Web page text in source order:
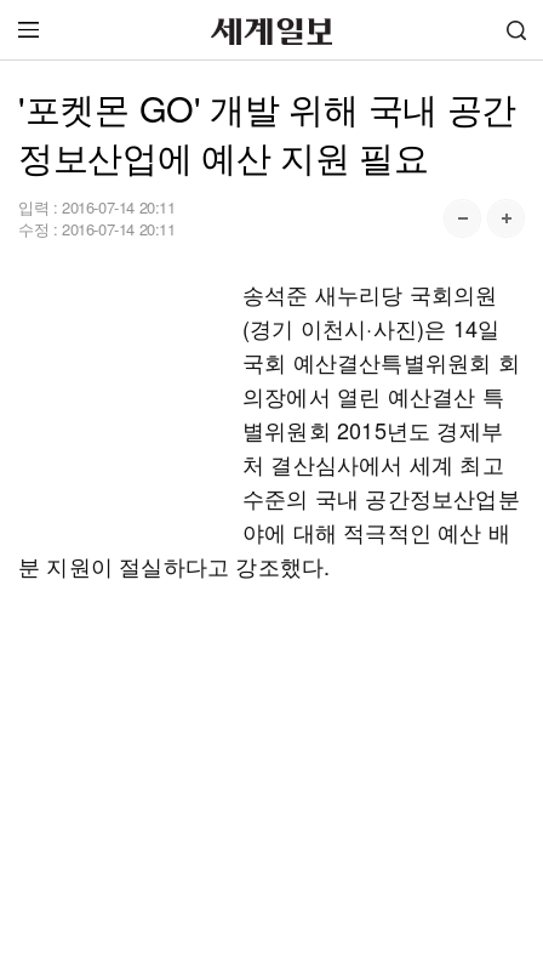
'포켓몬 GO' 개발 위해 국내 공간
정보산업에 예산 지원 필요
입력 : 2016-07-14 20:11
수정 : 2016-07-14 20:11
송석준 새누리당 국회의원
(경기 이천시·사진)은 14일
국회 예산결산특별위원회 회
의장에서 열린 예산결산 특
별위원회 2015년도 경제부
처 결산심사에서 세계 최고
수준의 국내 공간정보산업분
야에 대해 적극적인 예산 배
분 지원이 절실하다고 강조했다.